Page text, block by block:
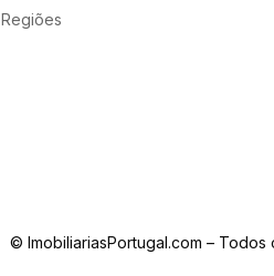
Regiões
© ImobiliariasPortugal.com –